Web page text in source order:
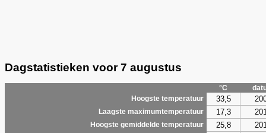
Dagstatistieken voor 7 augustus
°C
Hoogste temperatuur
33,5
Laagste maximumtemperatuur 17,3
Hoogste gemiddelde temperatuur 25,8